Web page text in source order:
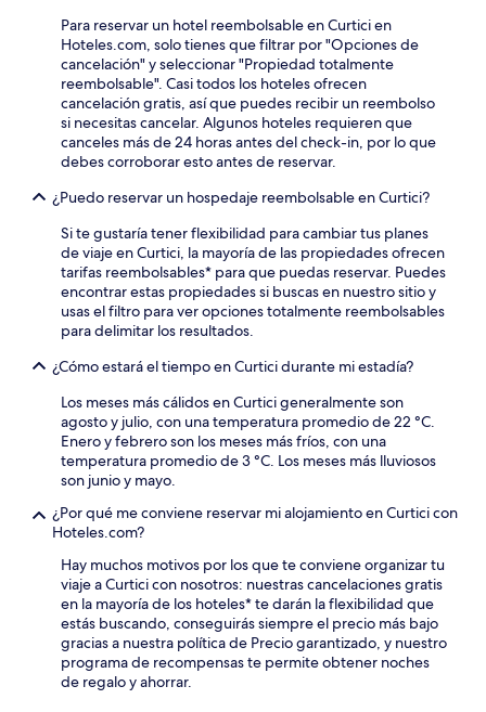
Para reservar un hotel reembolsable en Curtici en
Hoteles.com, solo tienes que filtrar por "Opciones de
cancelación" y seleccionar "Propiedad totalmente
reembolsable". Casi todos los hoteles ofrecen
cancelación gratis, así que puedes recibir un reembolso
si necesitas cancelar. Algunos hoteles requieren que
canceles más de 24 horas antes del check-in, por lo que
debes corroborar esto antes de reservar.
¿Puedo reservar un hospedaje reembolsable en Curtici?
Si te gustaría tener flexibilidad para cambiar tus planes
de viaje en Curtici, la mayoría de las propiedades ofrecen
tarifas reembolsables* para que puedas reservar. Puedes
encontrar estas propiedades si buscas en nuestro sitio y
usas el filtro para ver opciones totalmente reembolsables
para delimitar los resultados.
¿Cómo estará el tiempo en Curtici durante mi estadía?
Los meses más cálidos en Curtici generalmente son
agosto y julio, con una temperatura promedio de 22 °C.
Enero y febrero son los meses más fríos, con una
temperatura promedio de 3 °C. Los meses más lluviosos
son junio y mayo.
¿Por qué me conviene reservar mi alojamiento en Curtici con
Hoteles.com?
Hay muchos motivos por los que te conviene organizar tu
viaje a Curtici con nosotros: nuestras cancelaciones gratis
en la mayoría de los hoteles* te darán la flexibilidad que
estás buscando, conseguirás siempre el precio más bajo
gracias a nuestra política de Precio garantizado, y nuestro
programa de recompensas te permite obtener noches
de regalo y ahorrar.